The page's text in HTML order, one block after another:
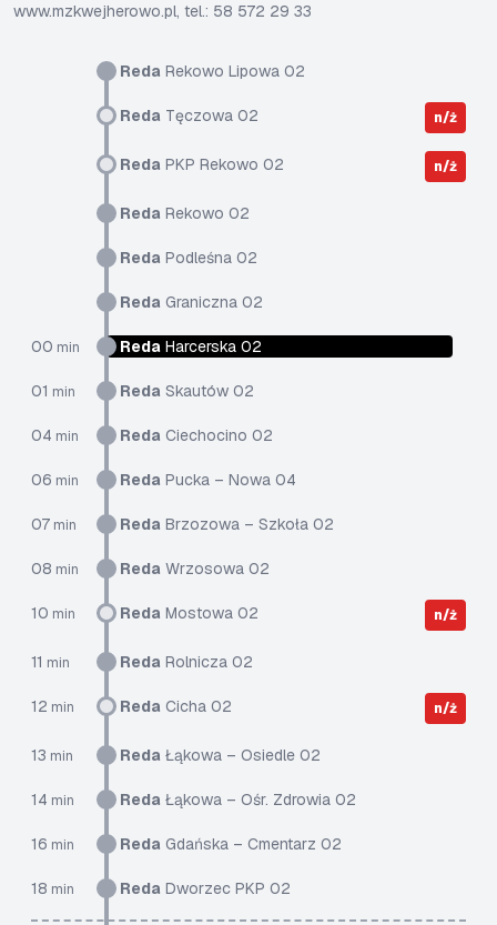
Reda Rekowo Lipowa 02
Reda Tęczowa 02 n/ż
Reda PKP Rekowo 02 n/ż
Reda Rekowo 02
Reda Podleśna 02
Reda Graniczna 02
00 min Reda Harcerska 02
01 min Reda Skautów 02
04 min Reda Ciechocino 02
06 min Reda Pucka – Nowa 04
07 min Reda Brzozowa – Szkoła 02
08 min Reda Wrzosowa 02
10 min Reda Mostowa 02 n/ż
11 min Reda Rolnicza 02
12 min Reda Cicha 02 n/ż
13 min Reda Łąkowa – Osiedle 02
14 min Reda Łąkowa – Ośr. Zdrowia 02
16 min Reda Gdańska – Cmentarz 02
18 min Reda Dworzec PKP 02
www.mzkwejherowo.pl, tel.: 58 572 29 33